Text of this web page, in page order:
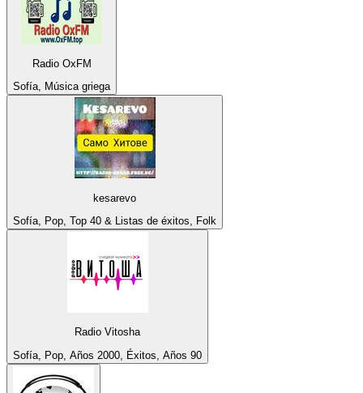
Radio OxFM
Sofía, Música griega
kesarevo
Sofía, Pop, Top 40 & Listas de éxitos, Folk
Radio Vitosha
Sofía, Pop, Años 2000, Éxitos, Años 90